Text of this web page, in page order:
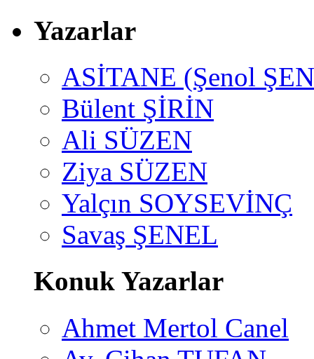
Yazarlar
ASİTANE (Şenol
Bülent ŞİRİN
Ali SÜZEN
Ziya SÜZEN
Yalçın SOYSEVİNÇ
Savaş ŞENEL
Konuk Yazarlar
Ahmet Mertol Canel